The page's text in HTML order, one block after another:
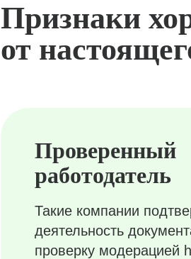
Признаки
от
Проверенный
работодатель
Такие компании
деятельность
проверку модерацией